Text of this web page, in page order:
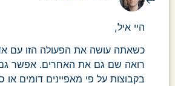
היי איל,
כשאתה עושה את הפעולה הזו עם
רואה שם גם את האחרים. אפשר
בקבוצות על פי מאפיינים דומים או